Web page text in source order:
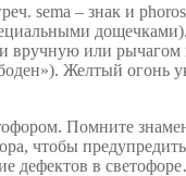
sema – знак и
дощечками).
вручную или
Желтый огонь
Помните
чтобы
дефектов в